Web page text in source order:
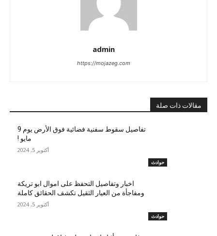
admin
https://mojazeg.com
مقالات ذات صلة
حوادث
تفاصيل سقوط سفنية فضائية فوق الأرض يوم 9
مايو !
أكتوبر 5, 2024
حوادث
اخبار وتفاصيل التحفظ على اموال ابو تريكة
ومفاجأة من العيار الثقيل تكشف الحقائق كاملة
أكتوبر 5, 2024